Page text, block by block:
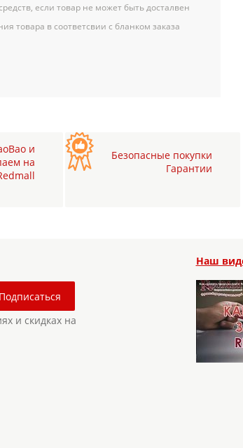
если товар не может быть досталвен
товара в соответсвии с бланком заказа
и
на
Безопасные покупки
Гарантии
и скидках на
Наш